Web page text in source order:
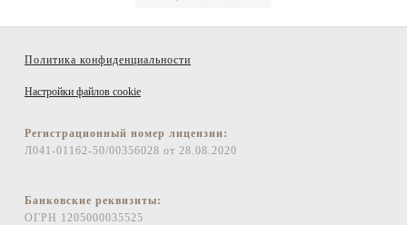
Политика конфиденциальности
Настройки файлов cookie
Регистрационный номер лицензии:
Л041-01162-50/00356028 от 28.08.2020
Банковские реквизиты:
ОГРН 1205000035525